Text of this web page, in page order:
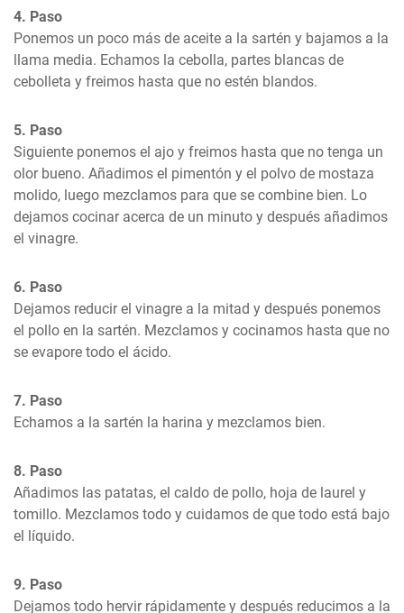
4. Paso
Ponemos un poco más de aceite a la sartén y bajamos a la
llama media. Echamos la cebolla, partes blancas de
cebolleta y freimos hasta que no estén blandos.
5. Paso
Siguiente ponemos el ajo y freimos hasta que no tenga un
olor bueno. Añadimos el pimentón y el polvo de mostaza
molido, luego mezclamos para que se combine bien. Lo
dejamos cocinar acerca de un minuto y después añadimos
el vinagre.
6. Paso
Dejamos reducir el vinagre a la mitad y después ponemos
el pollo en la sartén. Mezclamos y cocinamos hasta que no
se evapore todo el ácido.
7. Paso
Echamos a la sartén la harina y mezclamos bien.
8. Paso
Añadimos las patatas, el caldo de pollo, hoja de laurel y
tomillo. Mezclamos todo y cuidamos de que todo está bajo
el líquido.
9. Paso
Dejamos todo hervir rápidamente y después reducimos a la